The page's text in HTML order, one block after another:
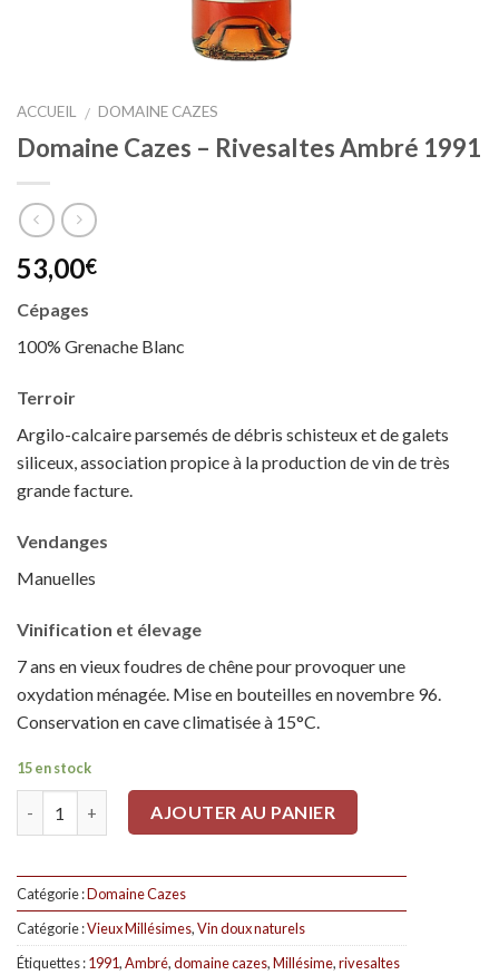
ACCUEIL / DOMAINE CAZES
Domaine Cazes – Rivesaltes Ambré 1991
53,00€
Cépages
100% Grenache Blanc
Terroir
Argilo-calcaire parsemés de débris schisteux et de galets
siliceux, association propice à la production de vin de très
grande facture.
Vendanges
Manuelles
Vinification et élevage
7 ans en vieux foudres de chêne pour provoquer une
oxydation ménagée. Mise en bouteilles en novembre 96.
Conservation en cave climatisée à 15°C.
15 en stock
AJOUTER AU PANIER
Catégorie :Domaine Cazes
Catégorie :Vieux Millésimes,Vin doux naturels
Étiquettes :1991,Ambré,domaine cazes,Millésime,rivesaltes